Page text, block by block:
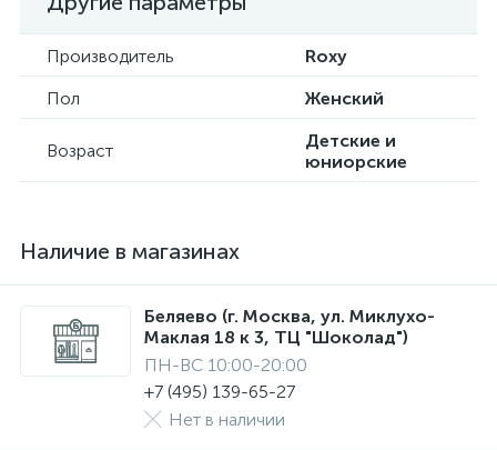
Производитель
Roxy
Пол
Женский
Возраст
Детские и
юниорские
Наличие в магазинах
Беляево (г. Москва, ул. Миклухо-
Маклая 18 к 3, ТЦ "Шоколад")
ПН-ВС 10:00-20:00
+7 (495) 139-65-27
Нет в наличии